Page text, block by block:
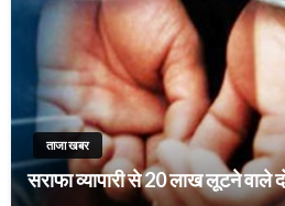
ताजा खबर
सराफा व्यापारी से 20 लाख लूटने वाले